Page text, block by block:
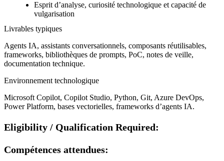
Esprit d’analyse, curiosité technologique et capacité de
vulgarisation
Livrables typiques
Agents IA, assistants conversationnels, composants réutilisables,
frameworks, bibliothèques de prompts, PoC, notes de veille,
documentation technique.
Environnement technologique
Microsoft Copilot, Copilot Studio, Python, Git, Azure DevOps,
Power Platform, bases vectorielles, frameworks d’agents IA.
Eligibility / Qualification Required:
Compétences attendues: